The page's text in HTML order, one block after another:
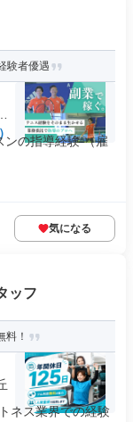
験者優遇
ンの指導経験 （雇
気になる
ッフ
料！
ネス業界での経験